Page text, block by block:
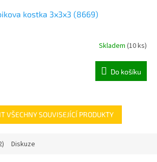
kostka 3x3x3 (8669)
Skladem (10 ks)
Do košíku
VŠECHNY SOUVISEJÍCÍ PRODUKTY
Diskuze